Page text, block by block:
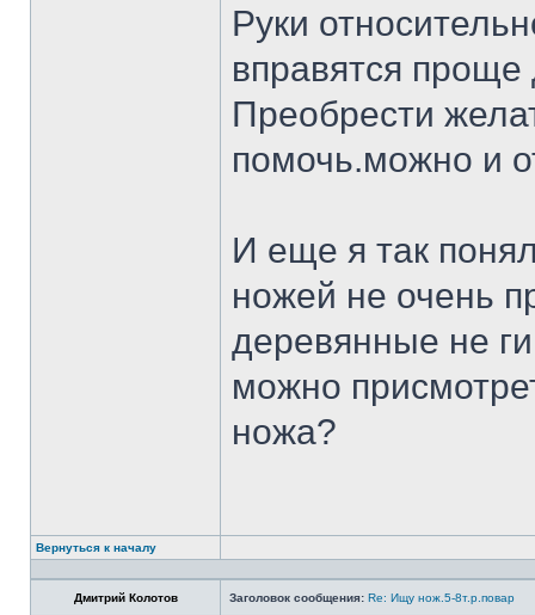
Руки
вправятся
Преобрести
помочь.можно и
И еще я так
ножей не очень
деревянные не
можно
ножа?
Вернуться к началу
Дмитрий Колотов Заголовок сообщения: Re: Ищу нож.5-8т.р.повар